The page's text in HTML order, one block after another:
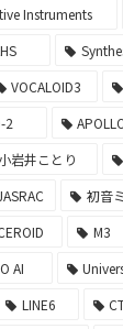
Instruments
VOCALOID3
2
小岩井ことり
初音
M3
AI
LINE6